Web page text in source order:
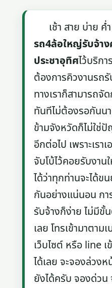
เช้า สาย บ่าย ค่ำ
รถ4ล้อใหญ่รับจ้า
ประชาอุทิศไว้บริก
ต้องการคิวงานรถ
ทางเราก็สามารถจั
ทันทีไม่ต้องรอกันน
ข้ามจังหวัดก็ไม่ใช่
อีกต่อไป เพราะเร
จับโบ้ไว้คอยรับงา
ได้ว่าทุกท่านจะได้
กันอย่างแน่นอน ก
รับจ้างก็ง่าย ไม่มีขั้
เลย โทรเข้ามาตาม
เว็บไซต์ หรือ line
ได้เลย จะจองล่วง
ยังได้ครับ จองด่วน